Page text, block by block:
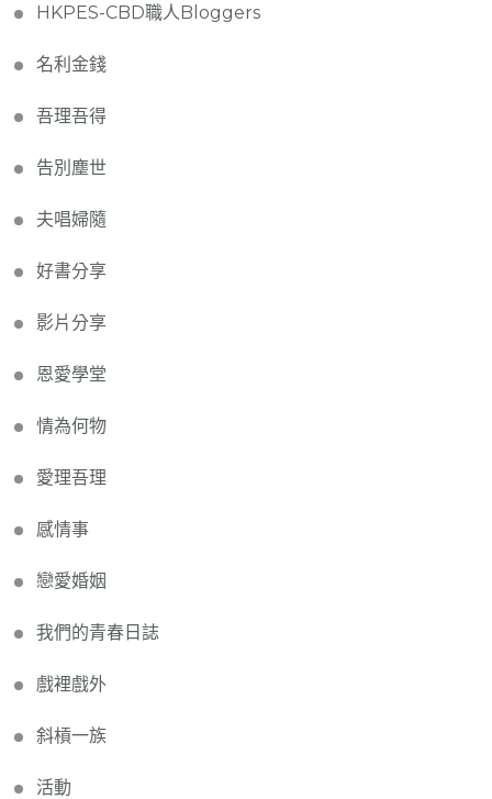
HKPES-CBD職人Bloggers
名利金錢
吾理吾得
告別塵世
夫唱婦隨
好書分享
影片分享
恩愛學堂
情為何物
愛理吾理
感情事
戀愛婚姻
我們的青春日誌
戲裡戲外
斜槓一族
活動